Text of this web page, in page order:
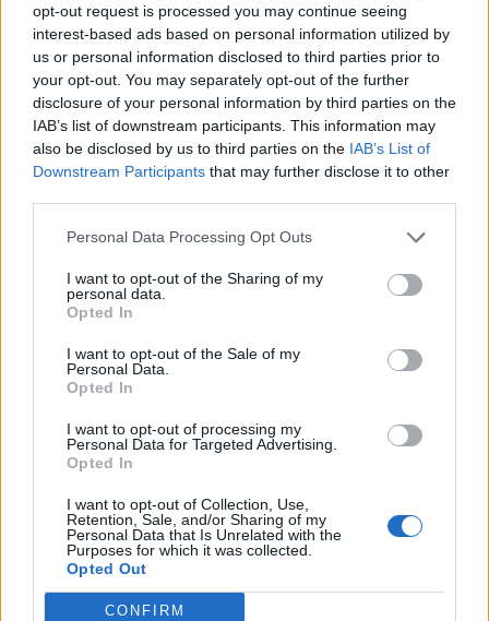
opt-out request is processed you may continue seeing
interest-based ads based on personal information utilized by
us or personal information disclosed to third parties prior to
your opt-out. You may separately opt-out of the further
disclosure of your personal information by third parties on the
IAB’s list of downstream participants. This information may
also be disclosed by us to third parties on the IAB’s List of
Downstream Participants that may further disclose it to other
Personal Data Processing Opt Outs
I want to opt-out of the Sharing of my
personal data.
Opted In
I want to opt-out of the Sale of my
Personal Data.
Opted In
I want to opt-out of processing my
Personal Data for Targeted Advertising.
Opted In
I want to opt-out of Collection, Use,
Retention, Sale, and/or Sharing of my
Personal Data that Is Unrelated with the
Purposes for which it was collected.
Opted Out
CONFIRM
Publicado10 de Noviembre del 2024
Lo siento por el coche pero me alegro de que sea lo unico. A ver
si algún experto del foro te puede ayudar en lo de la consola..
Sería bueno que alguien de la zona te pasase el vagcom para ver
el diagnóstico.
Mientras intenta poner algún aparato deshumidificador o bolsas